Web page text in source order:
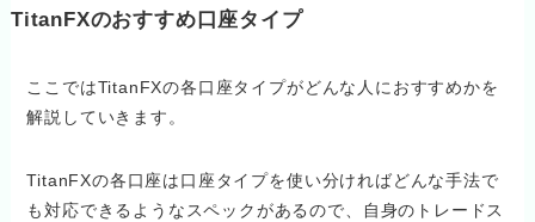
TitanFXのおすすめ口座タイプ
ここではTitanFXの各口座タイプがどんな人におすすめかを
解説していきます。
TitanFXの各口座は口座タイプを使い分ければどんな手法で
も対応できるようなスペックがあるので、自身のトレードス